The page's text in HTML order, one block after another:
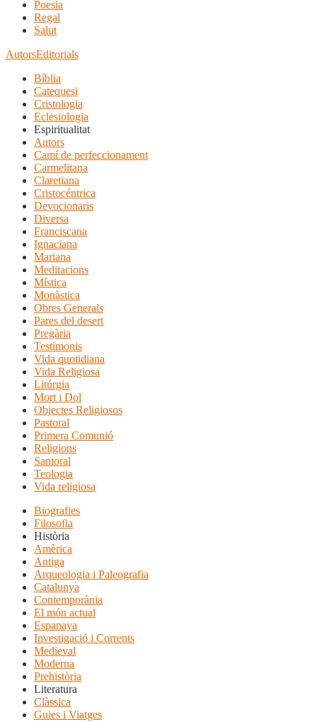
Poesia
Regal
Salut
AutorsEditorials
Bíblia
Catequesi
Cristologia
Eclesiologia
Espiritualitat
Autors
Camí de perfeccionament
Carmelitana
Claretiana
Cristocéntrica
Devocionaris
Diversa
Franciscana
Ignaciana
Mariana
Meditacions
Mística
Monàstica
Obres Generals
Pares del desert
Pregària
Testimonis
Vida quotidiana
Vida Religiosa
Litúrgia
Mort i Dol
Objectes Religiosos
Pastoral
Primera Comunió
Religions
Santoral
Teologia
Vida religiosa
Biografies
Filosofia
Història
Amèrica
Antiga
Arqueologia i Paleografia
Catalunya
Contemporània
El món actual
Espanaya
Investigació i Corrents
Medieval
Moderna
Prehistòria
Literatura
Clàssica
Guies i Viatges